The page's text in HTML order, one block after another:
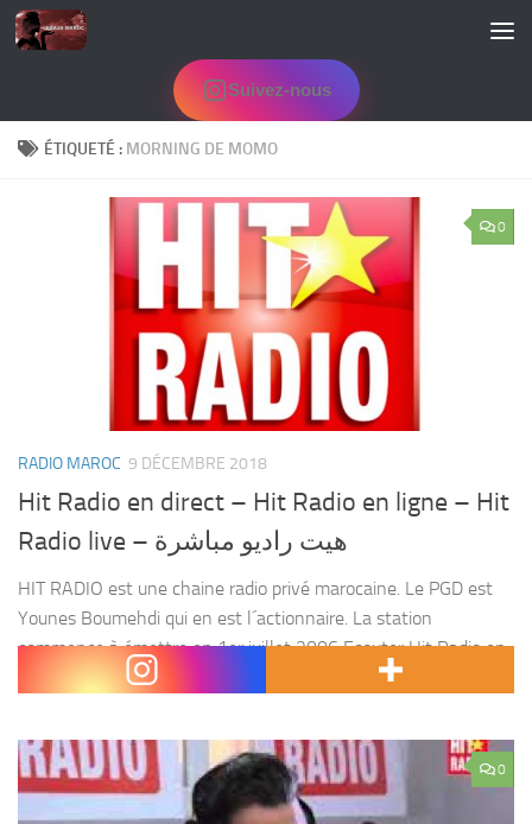
Skip to content
Suivez-nous
ÉTIQUETÉ : MORNING DE MOMO
0
RADIO MAROC 9 DÉCEMBRE 2018
Hit Radio en direct – Hit Radio en ligne – Hit
Radio live – هيت راديو مباشرة
HIT RADIO est une chaine radio privé marocaine. Le PGD est
Younes Boumehdi qui en est l´actionnaire. La station
commence à émettre en 1er juillet 2006 Ecouter Hit Radio en
ligne , en direct...
0